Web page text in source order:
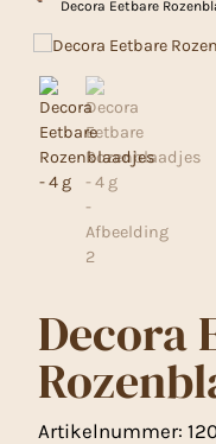
Decora Eetbare
Decora
Artikelnummer: